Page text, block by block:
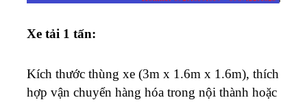
Xe tải 1 tấn:
Kích thước thùng xe (3m x 1.6m x 1.6m), thích
hợp vận chuyển hàng hóa trong nội thành hoặc